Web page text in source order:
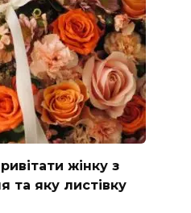
жінку з
та яку листівку